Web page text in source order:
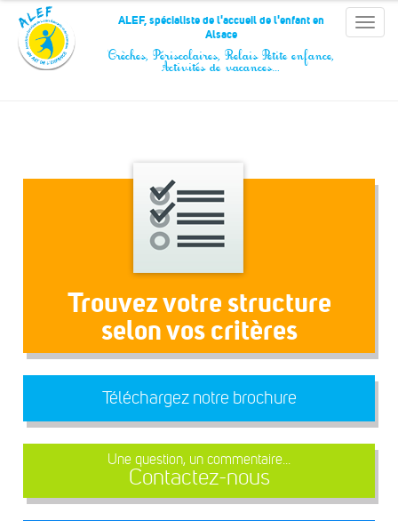
Panneau de gestion des cookies
Toggle
ALEF, spécialiste de l'accueil de l'enfant en
Alsace
Crèches, Périscolaires, Relais Petite enfance,
Activités de vacances…
Trouvez votre structure
selon vos critères
Téléchargez notre brochure
Une question, un commentaire...
Contactez-nous